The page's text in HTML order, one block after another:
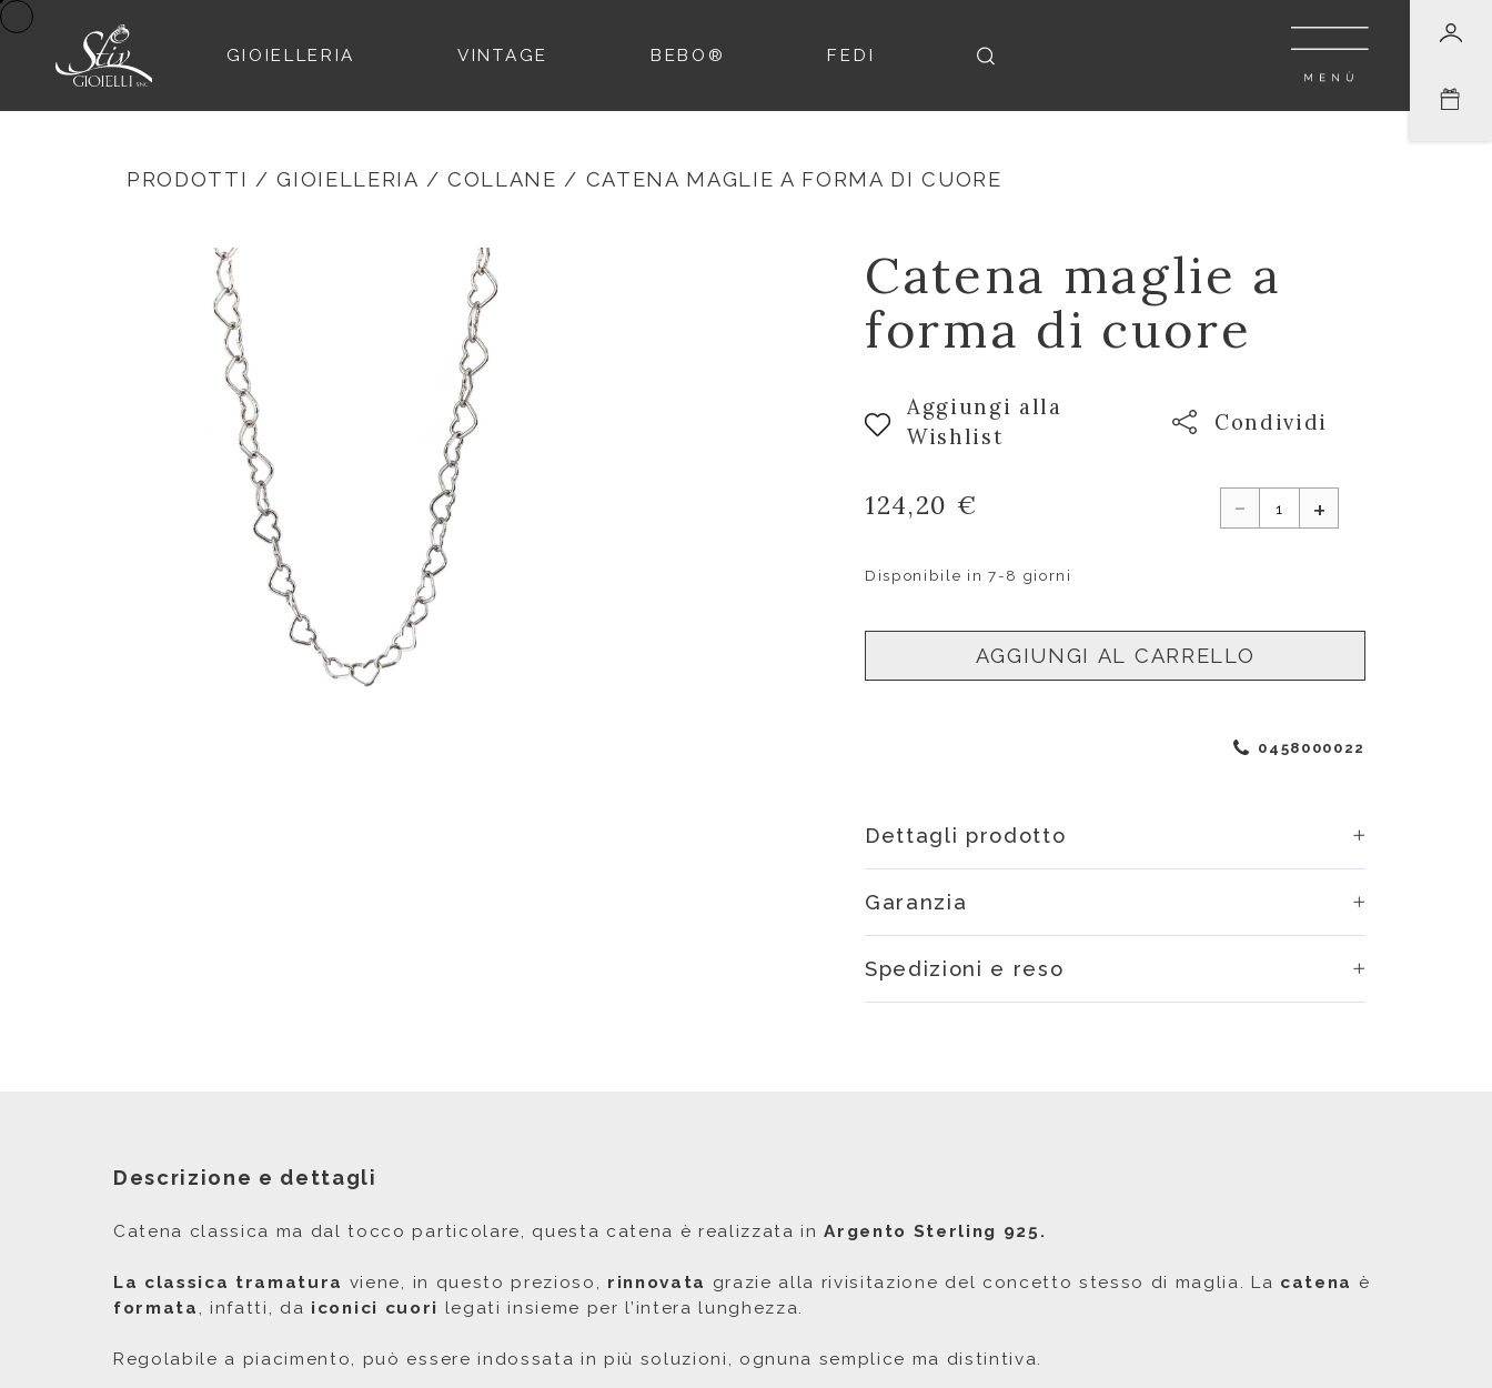
GIOIELLERIA VINTAGE BEBO® FEDI
PRODOTTI /GIOIELLERIA / COLLANE / CATENA MAGLIE A FORMA DI CUORE
Catena maglie a
forma di cuore
Aggiungi alla
Wishlist
Condividi
124,20 € - +
Disponibile in 7-8 giorni
AGGIUNGI AL CARRELLO
0458000022
Dettagli prodotto
Garanzia
Spedizioni e reso
Descrizione e dettagli
Catena classica ma dal tocco particolare, questa catena è realizzata inArgento Sterling 925.
La classica tramatura viene, in questo prezioso, rinnovata grazie alla rivisitazione del concetto stesso di maglia. La catena è
formata , infatti, da iconici cuori legati insieme per l’intera lunghezza.
Regolabile a piacimento, può essere indossata in più soluzioni, ognuna semplice ma distintiva.